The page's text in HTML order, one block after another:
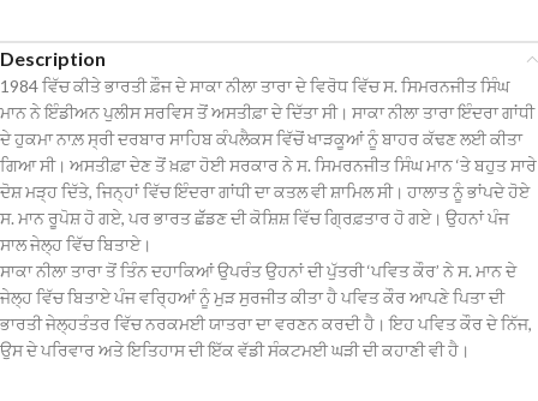
Description
1984 ਵਿੱਚ ਕੀਤੇ ਭਾਰਤੀ ਫ਼ੌਜ ਦੇ ਸਾਕਾ ਨੀਲਾ ਤਾਰਾ ਦੇ ਵਿਰੋਧ ਵਿੱਚ ਸ. ਸਿਮਰਨਜੀਤ ਸਿੰਘ
ਮਾਨ ਨੇ ਇੰਡੀਅਨ ਪੁਲੀਸ ਸਰਵਿਸ ਤੋਂ ਅਸਤੀਫ਼ਾ ਦੇ ਦਿੱਤਾ ਸੀ। ਸਾਕਾ ਨੀਲਾ ਤਾਰਾ ਇੰਦਰਾ ਗਾਂਧੀ
ਦੇ ਹੁਕਮਾ ਨਾਲ਼ ਸ੍ਰੀ ਦਰਬਾਰ ਸਾਹਿਬ ਕੰਪਲੈਕਸ ਵਿੱਚੋਂ ਖਾੜਕੂਆਂ ਨੂੰ ਬਾਹਰ ਕੱਢਣ ਲਈ ਕੀਤਾ
ਗਿਆ ਸੀ। ਅਸਤੀਫ਼ਾ ਦੇਣ ਤੋਂ ਖ਼ਫ਼ਾ ਹੋਈ ਸਰਕਾਰ ਨੇ ਸ. ਸਿਮਰਨਜੀਤ ਸਿੰਘ ਮਾਨ ‘ਤੇ ਬਹੁਤ ਸਾਰੇ
ਦੋਸ਼ ਮੜ੍ਹ ਦਿੱਤੇ, ਜਿਨ੍ਹਾਂ ਵਿੱਚ ਇੰਦਰਾ ਗਾਂਧੀ ਦਾ ਕਤਲ ਵੀ ਸ਼ਾਮਿਲ ਸੀ। ਹਾਲਾਤ ਨੂੰ ਭਾਂਪਦੇ ਹੋਏ
ਸ. ਮਾਨ ਰੂਪੋਸ਼ ਹੋ ਗਏ, ਪਰ ਭਾਰਤ ਛੱੱਡਣ ਦੀ ਕੋਸ਼ਿਸ਼ ਵਿੱਚ ਗ੍ਰਿਫ਼ਤਾਰ ਹੋ ਗਏ। ਉਹਨਾਂ ਪੰਜ
ਸਾਲ ਜੇਲ੍ਹ ਵਿੱਚ ਬਿਤਾਏ।
ਸਾਕਾ ਨੀਲਾ ਤਾਰਾ ਤੋਂ ਤਿੰਨ ਦਹਾਕਿਆਂ ਉਪਰੰਤ ਉਹਨਾਂ ਦੀ ਪੁੱਤਰੀ ‘ਪਵਿਤ ਕੌਰ’ ਨੇ ਸ. ਮਾਨ ਦੇ
ਜੇਲ੍ਹ ਵਿੱਚ ਬਿਤਾਏ ਪੰਜ ਵਰ੍ਹਿਆਂ ਨੂੰ ਮੁੜ ਸੁਰਜੀਤ ਕੀਤਾ ਹੈ ਪਵਿਤ ਕੌਰ ਆਪਣੇ ਪਿਤਾ ਦੀ
ਭਾਰਤੀ ਜੇਲ੍ਹਤੰਤਰ ਵਿੱਚ ਨਰਕਮਈ ਯਾਤਰਾ ਦਾ ਵਰਣਨ ਕਰਦੀ ਹੈ। ਇਹ ਪਵਿਤ ਕੌਰ ਦੇ ਨਿੱਜ,
ਉਸ ਦੇ ਪਰਿਵਾਰ ਅਤੇ ਇਤਿਹਾਸ ਦੀ ਇੱਕ ਵੱਡੀ ਸੰਕਟਮਈ ਘੜੀ ਦੀ ਕਹਾਣੀ ਵੀ ਹੈ।